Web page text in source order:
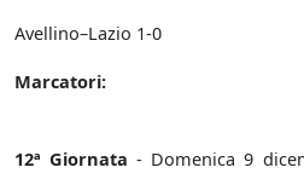
Avellino–Lazio 1-0
Marcatori:
12ª Giornata - Domenica 9